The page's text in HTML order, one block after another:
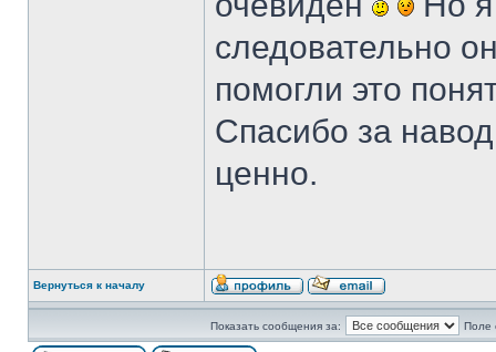
следовательно
помогли это
Спасибо за
ценно.
Вернуться к началу
Показать сообщения за: Поле